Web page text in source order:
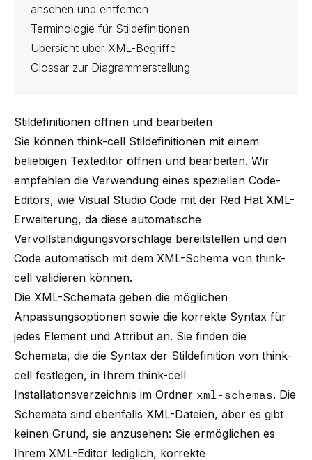
ansehen und entfernen
Terminologie für Stildefinitionen
Übersicht über XML-Begriffe
Glossar zur Diagrammerstellung
Stildefinitionen öffnen und bearbeiten
Sie können think-cell Stildefinitionen mit einem
beliebigen Texteditor öffnen und bearbeiten. Wir
empfehlen die Verwendung eines speziellen Code-
Editors, wie Visual Studio Code mit der Red Hat XML-
Erweiterung, da diese automatische
Vervollständigungsvorschläge bereitstellen und den
Code automatisch mit dem XML-Schema von think-
cell validieren können.
Die XML-Schemata geben die möglichen
Anpassungsoptionen sowie die korrekte Syntax für
jedes Element und Attribut an. Sie finden die
Schemata, die die Syntax der Stildefinition von think-
cell festlegen, in Ihrem think-cell
Installationsverzeichnis im Ordner xml-schemas. Die
Schemata sind ebenfalls XML-Dateien, aber es gibt
keinen Grund, sie anzusehen: Sie ermöglichen es
Ihrem XML-Editor lediglich, korrekte